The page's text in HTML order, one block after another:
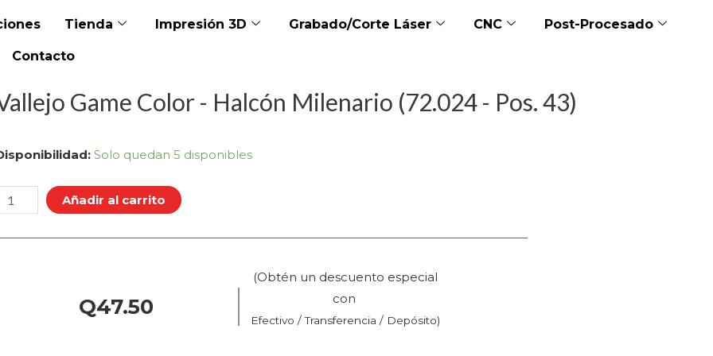
Tienda Impresión 3D Grabado/Corte Láser CNC Post-Procesado
Contacto
Game Color - Halcón Milenario (72.024 - Pos. 43)
Solo quedan 5 disponibles
Color
Añadir al carrito
Q47.50
(Obtén un descuento especial
con
Efectivo / Transferencia / Depósito)